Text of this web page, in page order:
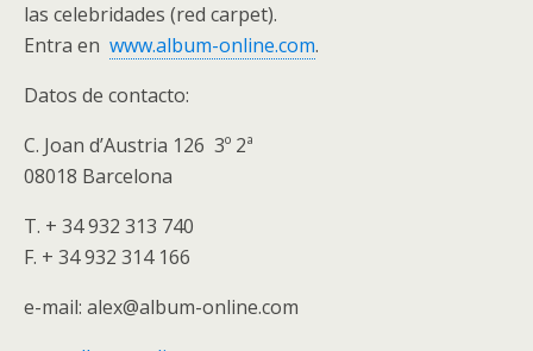
las celebridades (red carpet).
Entra en www.album-online.com.
Datos de contacto:
C. Joan d’Austria 126 3º 2ª
08018 Barcelona
T. + 34 932 313 740
F. + 34 932 314 166
e-mail: alex@album-online.com